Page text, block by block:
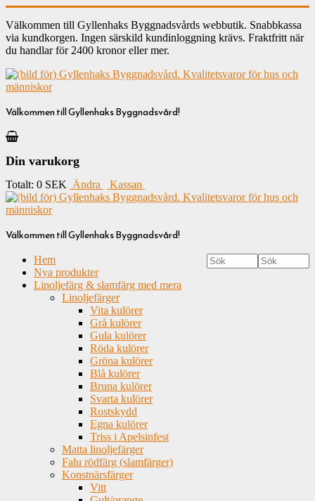
Välkommen till Gyllenhaks Byggnadsvårds webbutik. Snabbkassa
via kundkorgen. Ingen särskild kundinloggning krävs. Fraktfritt när
du handlar för 2400 kronor eller mer.
Välkommen till Gyllenhaks Byggnadsvård!
Din varukorg
Totalt: 0 SEK Ändra Kassan
Välkommen till Gyllenhaks Byggnadsvård!
Hem
Nya produkter
Linoljefärg & slamfärg med mera
Linoljefärger
Vita kulörer
Grå kulörer
Gula kulörer
Röda kulörer
Gröna kulörer
Blå kulörer
Bruna kulörer
Svarta kulörer
Rostskydd
Egna kulörer
Triss i Apelsinfest
Matta linoljefärger
Falu rödfärg (slamfärger)
Konstnärsfärger
Vitt